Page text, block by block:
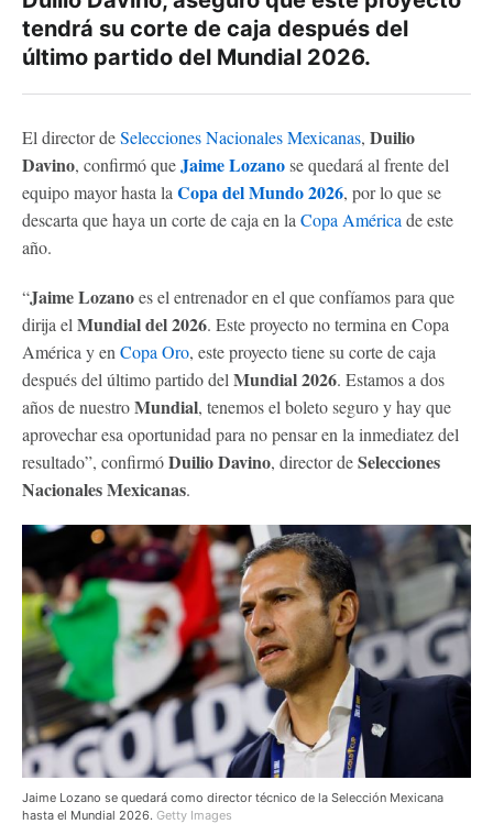
tendrá su corte de caja después del
último partido del Mundial 2026.
El director deSelecciones Nacionales Mexicanas, Duilio
Davino, confirmó queJaime Lozanose quedará al frente del
equipo mayor hasta la Copa del Mundo 2026, por lo que se
descarta que haya un corte de caja en la Copa América de este
año.
“Jaime Lozanoes el entrenador en el que confíamos para que
dirija el Mundial del 2026. Este proyecto no termina en Copa
América y en Copa Oro, este proyecto tiene su corte de caja
después del último partido del Mundial 2026. Estamos a dos
años de nuestroMundial, tenemos el boleto seguro y hay que
aprovechar esa oportunidad para no pensar en la inmediatez del
resultado”, confirmóDuilio Davino, director deSelecciones
Nacionales Mexicanas.
Jaime Lozano se quedará como director técnico de la Selección Mexicana
hasta el Mundial 2026. Getty Images